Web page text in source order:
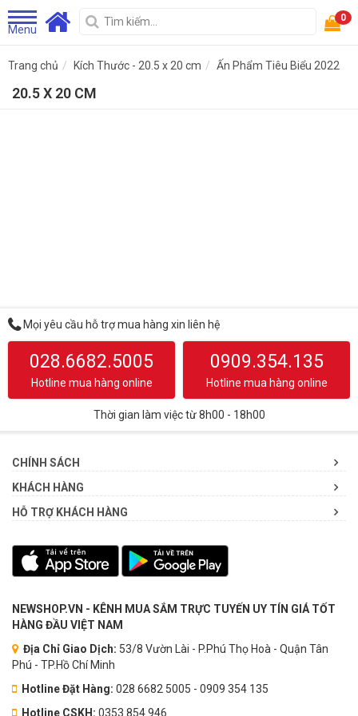
Menu
0
Trang chủ Kích Thước - 20.5 x 20 cm Ấn Phẩm Tiêu Biểu 2022
20.5 X 20 CM
Mọi yêu cầu hỗ trợ mua hàng xin liên hệ
028.6682.5005
Hotline mua hàng online
0909.354.135
Hotline mua hàng online
Thời gian làm việc từ 8h00 - 18h00
CHÍNH SÁCH
KHÁCH HÀNG
HỖ TRỢ KHÁCH HÀNG
NEWSHOP.VN - KÊNH MUA SẮM TRỰC TUYẾN UY TÍN GIÁ TỐT
HÀNG ĐẦU VIỆT NAM
Địa Chỉ Giao Dịch: 53/8 Vườn Lài - P.Phú Thọ Hoà - Quận Tân
Phú - TP.Hồ Chí Minh
Hotline Đặt Hàng: 028 6682 5005 - 0909 354 135
Hotline CSKH: 0353.854.946